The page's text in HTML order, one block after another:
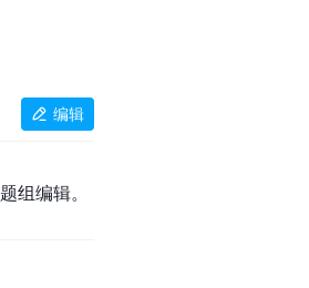
编辑
组编辑。